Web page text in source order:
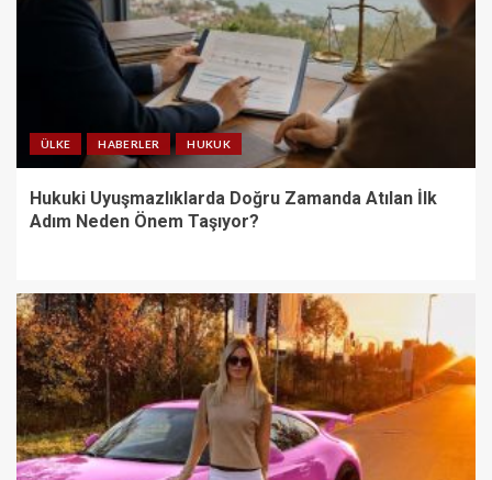
ÜLKE HABERLER HUKUK
Hukuki Uyuşmazlıklarda Doğru Zamanda Atılan İlk
Adım Neden Önem Taşıyor?